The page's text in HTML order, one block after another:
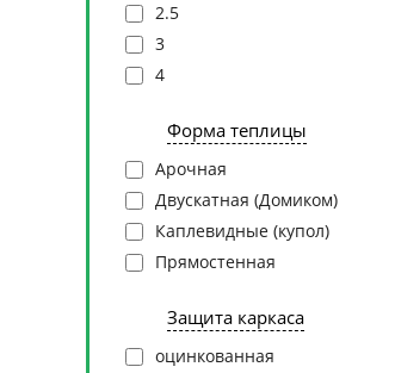
2.5
3
4
Форма теплицы
Арочная
Двускатная (Домиком)
Каплевидные (купол)
Прямостенная
Защита каркаса
оцинкованная